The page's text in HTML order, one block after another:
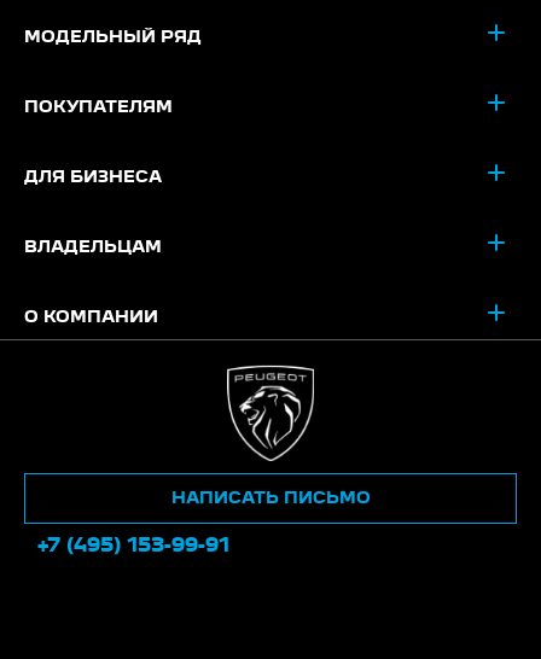
МОДЕЛЬНЫЙ РЯД
ПОКУПАТЕЛЯМ
ДЛЯ БИЗНЕСА
ВЛАДЕЛЬЦАМ
О КОМПАНИИ
+7 (495) 153-99-91
НАПИСАТЬ ПИСЬМО